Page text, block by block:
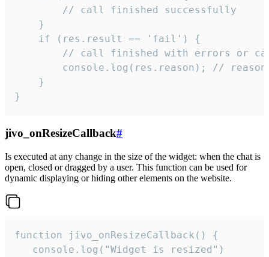
        // call finished successfully
    }
    if (res.result == 'fail') {
// call finished with errors or
console.log(res.reason); //
    }
}
jivo_onResizeCallback#
Is executed at any change in the size of the widget: when the chat is
open, closed or dragged by a user. This function can be used for
dynamic displaying or hiding other elements on the website.
function jivo_onResizeCallback() {
   console.log("Widget is resized")